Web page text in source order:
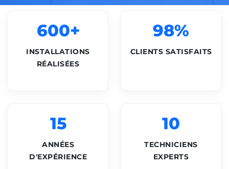
600+
INSTALLATIONS
RÉALISÉES
98%
CLIENTS SATISFAITS
15
ANNÉES
D'EXPÉRIENCE
10
TECHNICIENS
EXPERTS